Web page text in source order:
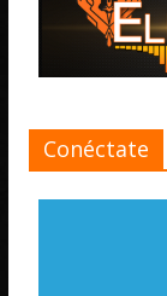
Conéctate